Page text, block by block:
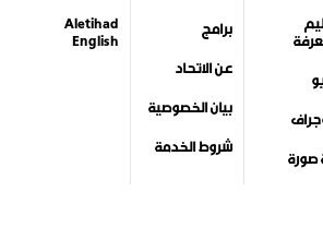
صورة
برامج
عن الاتحاد
بيان الخصوصية
شروط الخدمة
Aletihad
English